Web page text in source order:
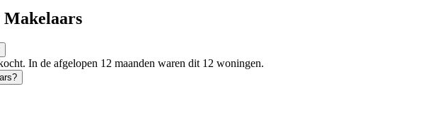
Makelaars
In de afgelopen 12 maanden waren dit 12 woningen.